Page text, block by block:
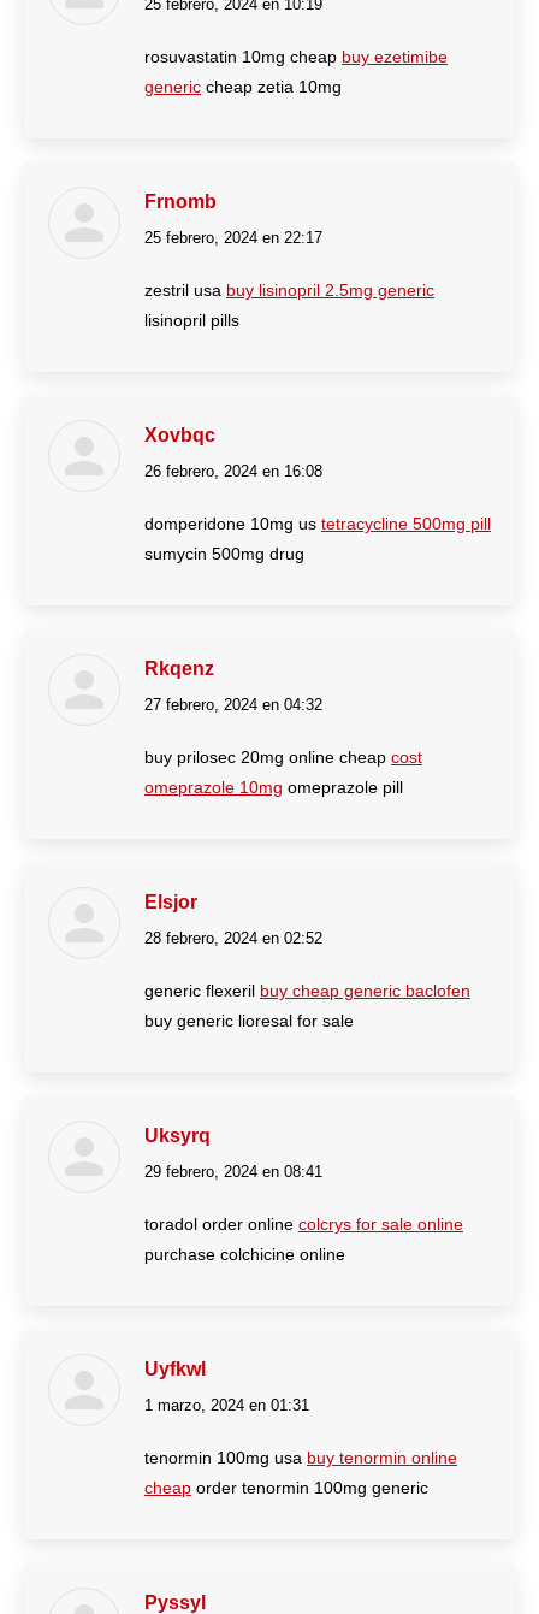
dice:
25 febrero, 2024 en 10:19
rosuvastatin 10mg cheap buy ezetimibe
generic cheap zetia 10mg
Frnomb
dice:
25 febrero, 2024 en 22:17
zestril usa buy lisinopril 2.5mg generic
lisinopril pills
Xovbqc
dice:
26 febrero, 2024 en 16:08
domperidone 10mg us tetracycline 500mg pill
sumycin 500mg drug
Rkqenz
dice:
27 febrero, 2024 en 04:32
buy prilosec 20mg online cheap cost
omeprazole 10mg omeprazole pill
Elsjor
dice:
28 febrero, 2024 en 02:52
generic flexeril buy cheap generic baclofen
buy generic lioresal for sale
Uksyrq
dice:
29 febrero, 2024 en 08:41
toradol order online colcrys for sale online
purchase colchicine online
Uyfkwl
dice:
1 marzo, 2024 en 01:31
tenormin 100mg usa buy tenormin online
cheap order tenormin 100mg generic
Pyssyl